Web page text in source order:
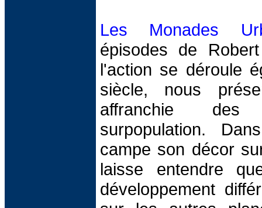
Les Monades
épisodes de
l'action se déroule
siècle, nous
affranchie
surpopulation.
campe son décor
laisse entendre
développement